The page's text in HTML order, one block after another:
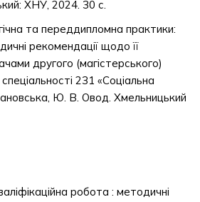
ХНУ, 2024. 30 с.
та переддипломна практики:
рекомендації щодо її
другого (магістерського)
231 «Соціальна
Ю. В. Овод. Хмельницький
робота : методичні